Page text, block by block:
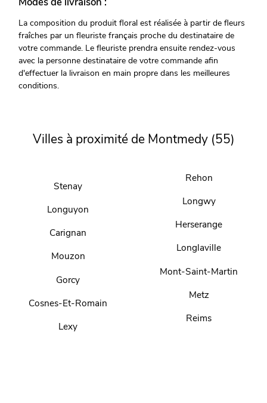
La composition du produit floral est réalisée à partir de fleurs
fraîches par un fleuriste français proche du destinataire de
votre commande. Le fleuriste prendra ensuite rendez-vous
avec la personne destinataire de votre commande afin
d'effectuer la livraison en main propre dans les meilleures
conditions.
Villes à proximité de Montmedy (55)
Stenay
Longuyon
Carignan
Mouzon
Gorcy
Cosnes-Et-Romain
Lexy
Rehon
Longwy
Herserange
Longlaville
Mont-Saint-Martin
Metz
Reims